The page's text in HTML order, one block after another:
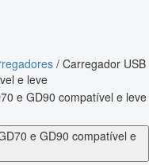
/ Carregador USB
e leve